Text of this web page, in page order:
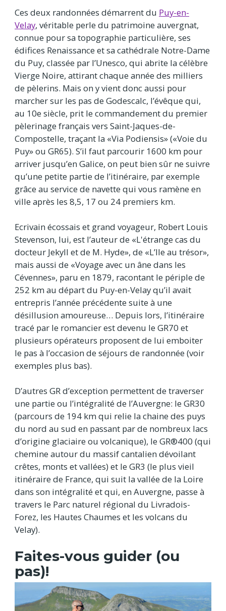
Ces deux randonnées démarrent du Puy-en-
Velay, véritable perle du patrimoine auvergnat,
connue pour sa topographie particulière, ses
édifices Renaissance et sa cathédrale Notre-Dame
du Puy, classée par l’Unesco, qui abrite la célèbre
Vierge Noire, attirant chaque année des milliers
de pèlerins. Mais on y vient donc aussi pour
marcher sur les pas de Godescalc, l’évêque qui,
au 10e siècle, prit le commandement du premier
pèlerinage français vers Saint-Jaques-de-
Compostelle, traçant la «Via Podiensis» («Voie du
Puy» ou GR65). S’il faut parcourir 1600 km pour
arriver jusqu’en Galice, on peut bien sûr ne suivre
qu’une petite partie de l’itinéraire, par exemple
grâce au service de navette qui vous ramène en
ville après les 8,5, 17 ou 24 premiers km.
Ecrivain écossais et grand voyageur, Robert Louis
Stevenson, lui, est l’auteur de «L'étrange cas du
docteur Jekyll et de M. Hyde», de «L’Ile au trésor»,
mais aussi de «Voyage avec un âne dans les
Cévennes», paru en 1879, racontant le périple de
252 km au départ du Puy-en-Velay qu’il avait
entrepris l’année précédente suite à une
désillusion amoureuse… Depuis lors, l’itinéraire
tracé par le romancier est devenu le GR70 et
plusieurs opérateurs proposent de lui emboiter
le pas à l’occasion de séjours de randonnée (voir
exemples plus bas).
D’autres GR d’exception permettent de traverser
une partie ou l’intégralité de l’Auvergne: le GR30
(parcours de 194 km qui relie la chaine des puys
du nord au sud en passant par de nombreux lacs
d’origine glaciaire ou volcanique), le GR®400 (qui
chemine autour du massif cantalien dévoilant
crêtes, monts et vallées) et le GR3 (le plus vieil
itinéraire de France, qui suit la vallée de la Loire
dans son intégralité et qui, en Auvergne, passe à
travers le Parc naturel régional du Livradois-
Forez, les Hautes Chaumes et les volcans du
Velay).
Faites-vous guider (ou
pas)!